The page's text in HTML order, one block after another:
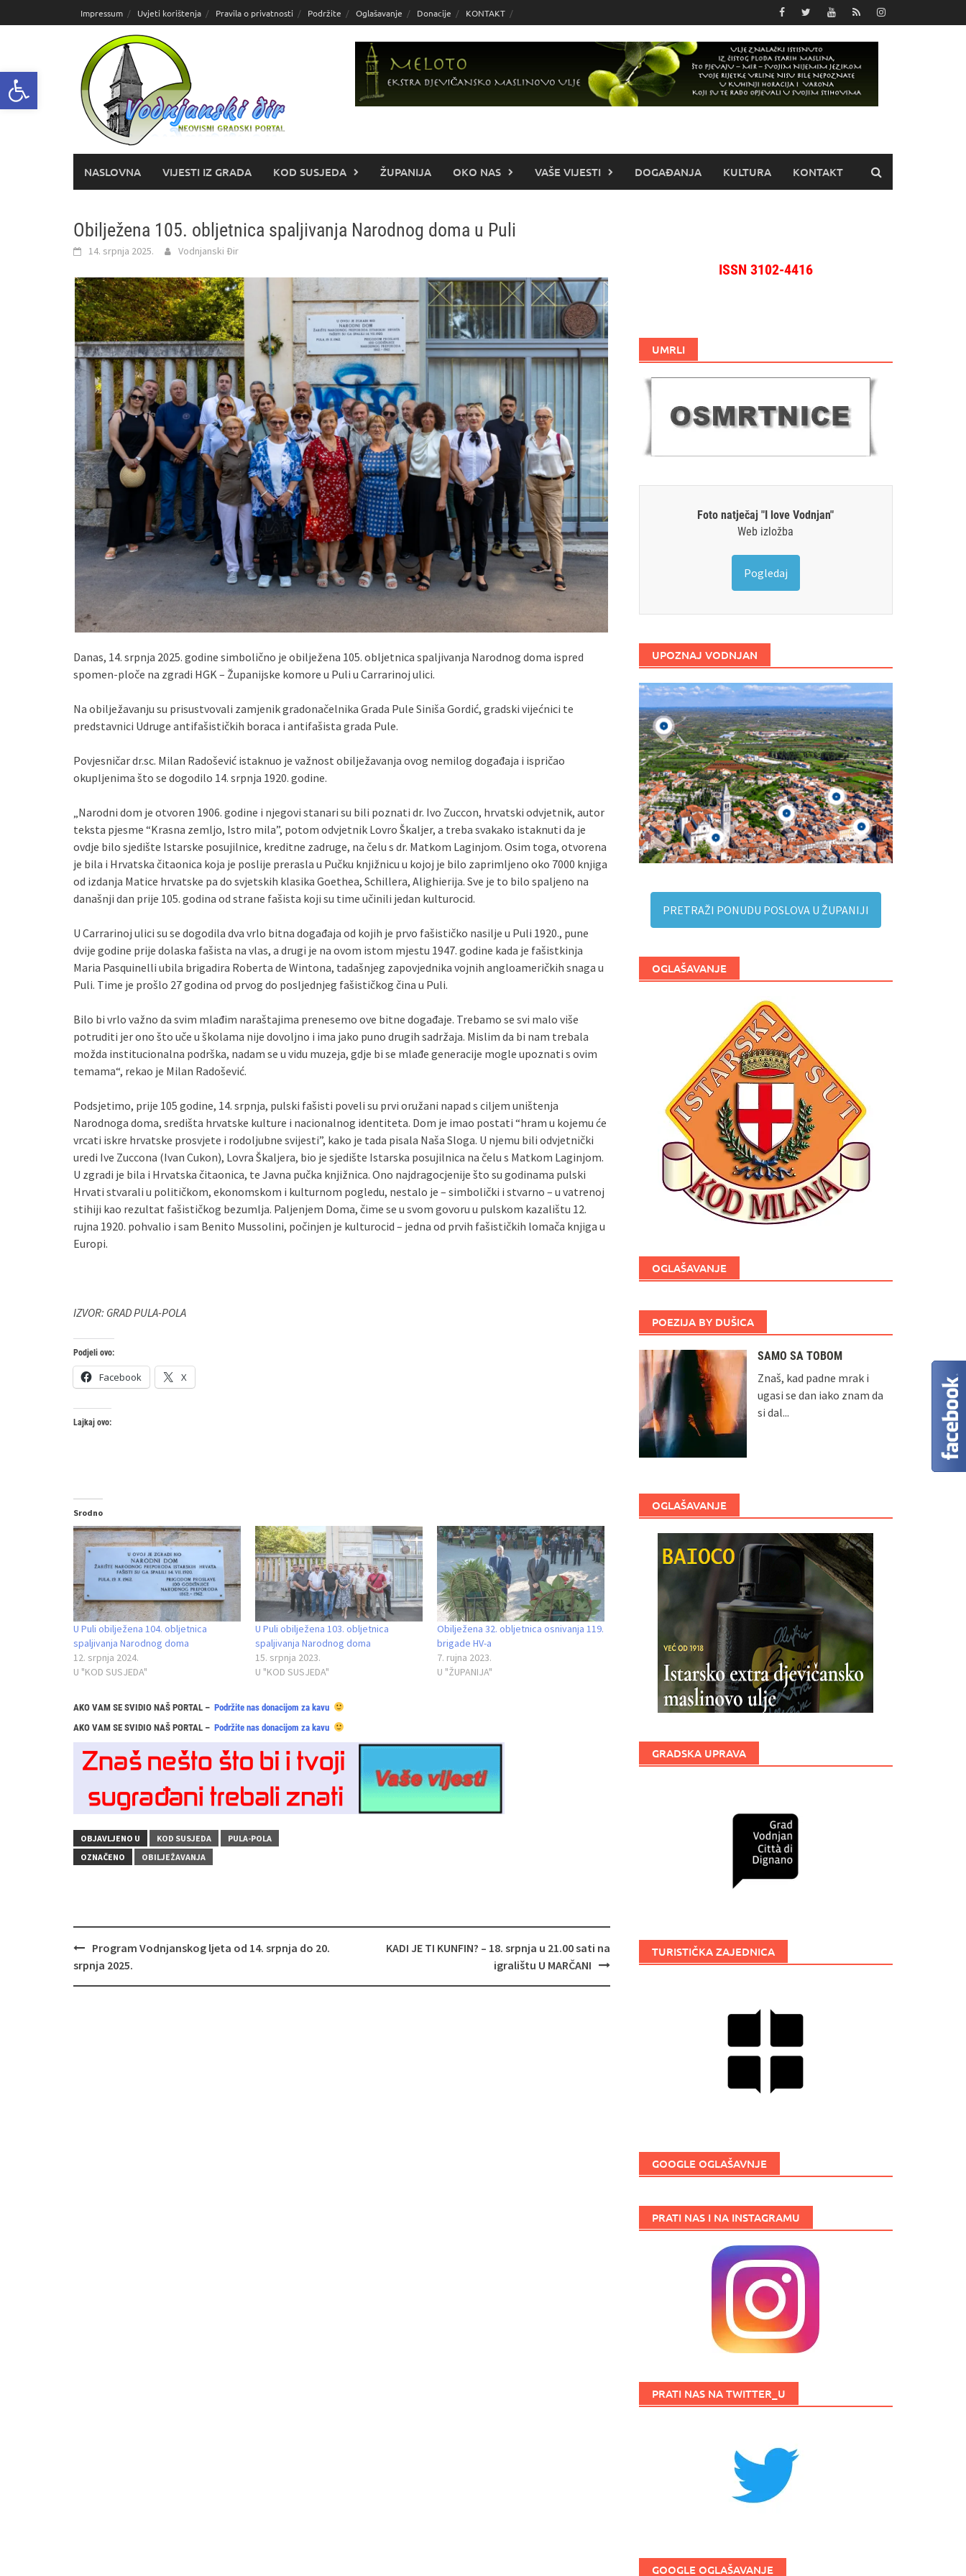
Open toolbar
do
Impressum Uvjeti korištenja Pravila o privatnosti Podržite Oglašavanje Donacije KONTAKT
NASLOVNA VIJESTI IZ GRADA KOD SUSJEDA ŽUPANIJA OKO NAS VAŠE VIJESTI DOGAĐANJA KULTURA KONTAKT
Obilježena 105. obljetnica spaljivanja Narodnog doma u Puli
14. srpnja 2025. Vodnjanski Đir
Danas, 14. srpnja 2025. godine simbolično je obilježena 105. obljetnica spaljivanja Narodnog doma ispred
spomen-ploče na zgradi HGK – Županijske komore u Puli u Carrarinoj ulici.
Na obilježavanju su prisustvovali zamjenik gradonačelnika Grada Pule Siniša Gordić, gradski vijećnici te
predstavnici Udruge antifašističkih boraca i antifašista grada Pule.
Povjesničar dr.sc. Milan Radošević istaknuo je važnost obilježavanja ovog nemilog događaja i ispričao
okupljenima što se dogodilo 14. srpnja 1920. godine.
„Narodni dom je otvoren 1906. godine i njegovi stanari su bili poznati dr. Ivo Zuccon, hrvatski odvjetnik, autor
teksta pjesme “Krasna zemljo, Istro mila”, potom odvjetnik Lovro Škaljer, a treba svakako istaknuti da je
ovdje bilo sjedište Istarske posujilnice, kreditne zadruge, na čelu s dr. Matkom Laginjom. Osim toga, otvorena
je bila i Hrvatska čitaonica koja je poslije prerasla u Pučku knjižnicu u kojoj je bilo zaprimljeno oko 7000 knjiga
od izdanja Matice hrvatske pa do svjetskih klasika Goethea, Schillera, Alighierija. Sve je to bilo spaljeno na
današnji dan prije 105. godina od strane fašista koji su time učinili jedan kulturocid.
U Carrarinoj ulici su se dogodila dva vrlo bitna događaja od kojih je prvo fašističko nasilje u Puli 1920., pune
dvije godine prije dolaska fašista na vlas, a drugi je na ovom istom mjestu 1947. godine kada je fašistkinja
Maria Pasquinelli ubila brigadira Roberta de Wintona, tadašnjeg zapovjednika vojnih angloameričkih snaga u
Puli. Time je prošlo 27 godina od prvog do posljednjeg fašističkog čina u Puli.
Bilo bi vrlo važno da svim mlađim naraštajima prenesemo ove bitne događaje. Trebamo se svi malo više
potruditi jer ono što uče u školama nije dovoljno i ima jako puno drugih sadržaja. Mislim da bi nam trebala
možda institucionalna podrška, nadam se u vidu muzeja, gdje bi se mlađe generacije mogle upoznati s ovim
temama“, rekao je Milan Radošević.
Podsjetimo, prije 105 godine, 14. srpnja, pulski fašisti poveli su prvi oružani napad s ciljem uništenja
Narodnoga doma, središta hrvatske kulture i nacionalnog identiteta. Dom je imao postati “hram u kojemu će
vrcati iskre hrvatske prosvjete i rodoljubne svijesti”, kako je tada pisala Naša Sloga. U njemu bili odvjetnički
uredi Ive Zuccona (Ivan Cukon), Lovra Škaljera, bio je sjedište Istarska posujilnica na čelu s Matkom Laginjom.
U zgradi je bila i Hrvatska čitaonica, te Javna pučka knjižnica. Ono najdragocjenije što su godinama pulski
Hrvati stvarali u političkom, ekonomskom i kulturnom pogledu, nestalo je – simbolički i stvarno – u vatrenoj
stihiji kao rezultat fašističkog bezumlja. Paljenjem Doma, čime se u svom govoru u pulskom kazalištu 12.
rujna 1920. pohvalio i sam Benito Mussolini, počinjen je kulturocid – jedna od prvih fašističkih lomača knjiga u
Europi.
IZVOR: GRAD PULA-POLA
Podjeli ovo:
Facebook X
Lajkaj ovo:
Srodno
U Puli obilježena 104. obljetnica
spaljivanja Narodnog doma
12. srpnja 2024.
U "KOD SUSJEDA"
U Puli obilježena 103. obljetnica
spaljivanja Narodnog doma
15. srpnja 2023.
U "KOD SUSJEDA"
Obilježena 32. obljetnica osnivanja 119.
brigade HV-a
7. rujna 2023.
U "ŽUPANIJA"
AKO VAM SE SVIDIO NAŠ PORTAL – Podržite nas donacijom za kavu
AKO VAM SE SVIDIO NAŠ PORTAL – Podržite nas donacijom za kavu
OBJAVLJENO U KOD SUSJEDA
PULA-POLA
OZNAČENO
OBILJEŽAVANJA
Navigacija
objava
Program Vodnjanskog ljeta od 14. srpnja do 20.
srpnja 2025.
KADI JE TI KUNFIN? – 18. srpnja u 21.00 sati na
igralištu U MARČANI
ISSN 3102-4416
UMRLI
Foto natječaj "I love Vodnjan"
Web izložba
Pogledaj
UPOZNAJ VODNJAN
PRETRAŽI PONUDU POSLOVA U ŽUPANIJI
OGLAŠAVANJE
OGLAŠAVANJE
POEZIJA BY DUŠICA
SAMO SA TOBOM
Znaš, kad padne mrak i
ugasi se dan iako znam da
si dal...
OGLAŠAVANJE
GRADSKA UPRAVA
TURISTIČKA ZAJEDNICA
GOOGLE OGLAŠAVNJE
PRATI NAS I NA INSTAGRAMU
PRATI NAS NA TWITTER_U
GOOGLE OGLAŠAVANJE